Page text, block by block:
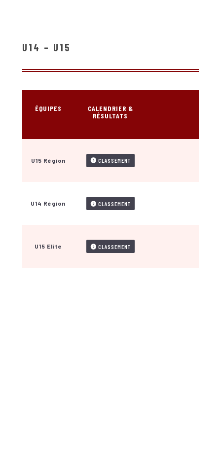
U14 – U15
ÉQUIPES
CALENDRIER &
RÉSULTATS
U15 Région CLASSEMENT
U14 Région CLASSEMENT
U15 Elite CLASSEMENT